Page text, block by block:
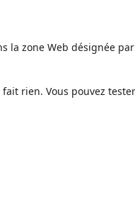
la zone Web désignée
fait rien. Vous pouvez